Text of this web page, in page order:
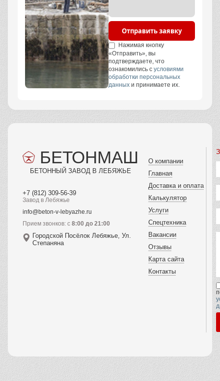
Отправить заявку
Нажимая кнопку
«Отправить», вы
подтверждаете, что
ознакомились с условиями
обработки персональных
данных и принимаете их.
БЕТОНМАШ
БЕТОННЫЙ ЗАВОД В ЛЕБЯЖЬЕ
+7 (812) 309-56-39
Завод в Лебяжье
info@beton-v-lebyazhe.ru
Прием звонков: с 8:00 до 21:00
Городской Посёлок Лебяжье, Ул.
Степаняна
О компании
Главная
Доставка и оплата
Калькулятор
Услуги
Спецтехника
Вакансии
Отзывы
Карта сайта
Контакты